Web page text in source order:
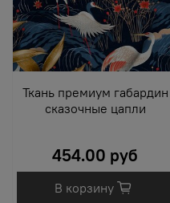
Ткань премиум габардин
сказочные цапли
454.00 руб
В корзину